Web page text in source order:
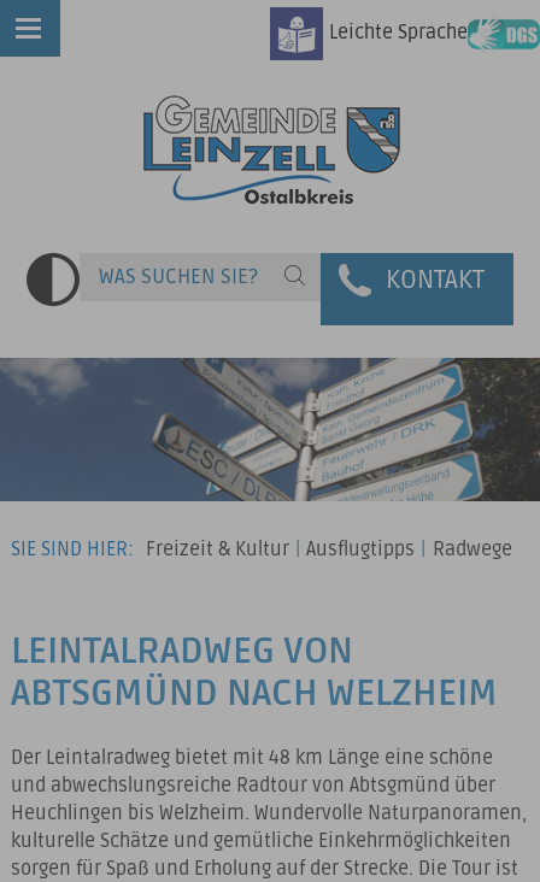
Leichte Sprache
KONTAKT
SIE SIND HIER: Freizeit & Kultur Ausflugtipps Radwege
LEINTALRADWEG VON
ABTSGMÜND NACH WELZHEIM
Der Leintalradweg bietet mit 48 km Länge eine schöne
und abwechslungsreiche Radtour von Abtsgmünd über
Heuchlingen bis Welzheim. Wundervolle Naturpanoramen,
kulturelle Schätze und gemütliche Einkehrmöglichkeiten
sorgen für Spaß und Erholung auf der Strecke. Die Tour ist